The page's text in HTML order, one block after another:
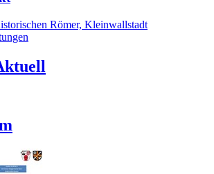
Römer, Kleinwallstadt